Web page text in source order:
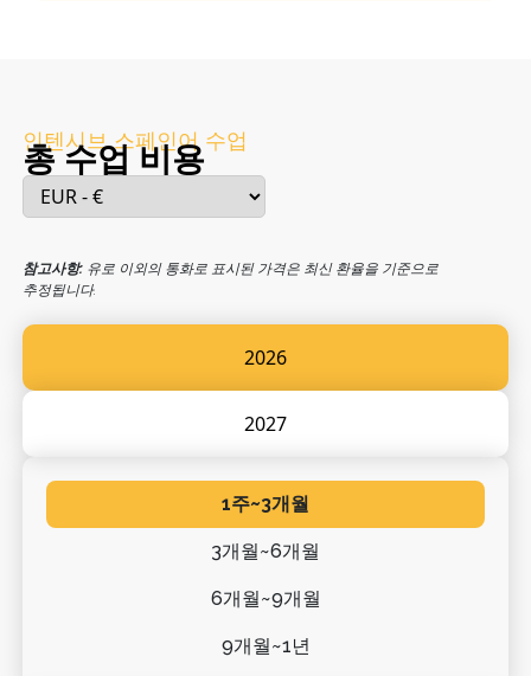
2026
2027
1주~3개월
3개월~6개월
6개월~9개월
9개월~1년
인텐시브 스페인어 수업
총 수업 비용
참고사항:유로 이외의 통화로 표시된 가격은 최신 환율을 기준으로
추정됩니다.